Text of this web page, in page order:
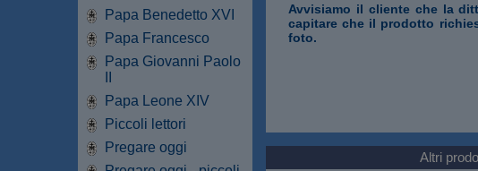
Papa Benedetto XVI
Papa Francesco
Papa Giovanni Paolo
Papa Leone XIV
Piccoli lettori
Pregare oggi
Avvisiamo il cliente che la
capitare che il prodotto
foto.
Altri